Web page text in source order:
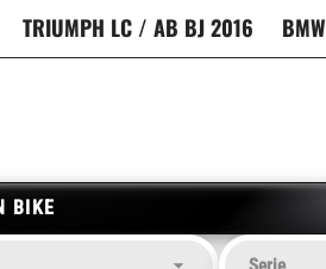
TRIUMPH LC / AB BJ 2016 BMW
BIKE